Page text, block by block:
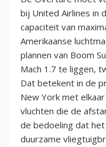
bij United Airlines in
capaciteit van
Amerikaanse
plannen van Boom
Mach 1.7 te liggen,
Dat betekent in de
New York met
vluchten die de
de bedoeling dat
duurzame